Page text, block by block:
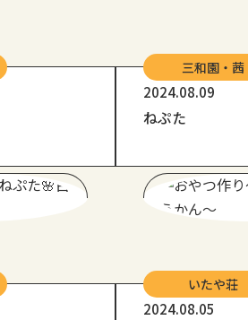
三和園・茜
2024.08.09
ねぷた
いたや荘
2024.08.05